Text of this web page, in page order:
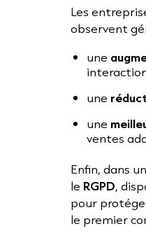
Les
observent
une
une
une
ventes
Enfin, dans
le RGPD,
pour
le premier